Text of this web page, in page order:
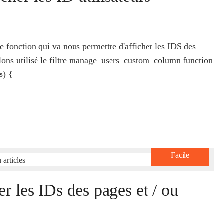
fonction qui va nous permettre d'afficher les IDS des
utilisé le filtre manage_users_custom_column function
{
Facile
les IDs des pages et / ou